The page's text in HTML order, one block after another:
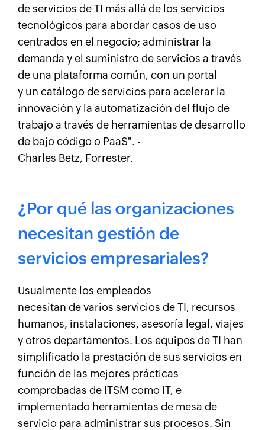
de servicios de TI más allá de los servicios
tecnológicos para abordar casos de uso
centrados en el negocio; administrar la
demanda y el suministro de servicios a través
de una plataforma común, con un portal
y un catálogo de servicios para acelerar la
innovación y la automatización del flujo de
trabajo a través de herramientas de desarrollo
de bajo código o PaaS". -
Charles Betz, Forrester.
¿Por qué las organizaciones
necesitan gestión de
servicios empresariales?
Usualmente los empleados
necesitan de varios servicios de TI, recursos
humanos, instalaciones, asesoría legal, viajes
y otros departamentos. Los equipos de TI han
simplificado la prestación de sus servicios en
función de las mejores prácticas
comprobadas de ITSM como IT, e
implementado herramientas de mesa de
servicio para administrar sus procesos. Sin